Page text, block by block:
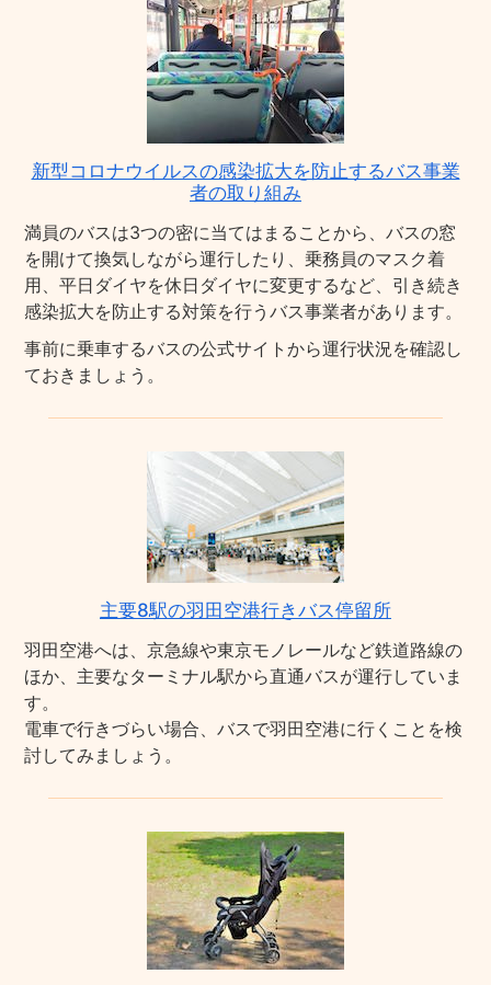
新型コロナウイルスの感染拡大を防止するバス事業
者の取り組み
満員のバスは3つの密に当てはまることから、バスの窓
を開けて換気しながら運行したり、乗務員のマスク着
用、平日ダイヤを休日ダイヤに変更するなど、引き続き
感染拡大を防止する対策を行うバス事業者があります。
事前に乗車するバスの公式サイトから運行状況を確認し
ておきましょう。
主要8駅の羽田空港行きバス停留所
羽田空港へは、京急線や東京モノレールなど鉄道路線の
ほか、主要なターミナル駅から直通バスが運行していま
す。
電車で行きづらい場合、バスで羽田空港に行くことを検
討してみましょう。